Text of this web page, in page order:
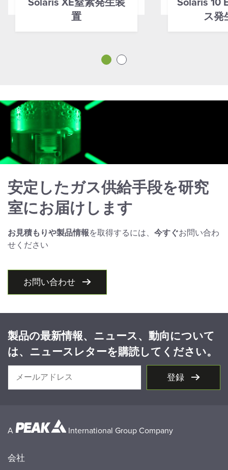
Solaris XE窒素発生装
置
Solaris 10
ス発
安定したガス供給手段を研究
室にお届けします
お見積もりや製品情報を取得するには、 今すぐお問い合わ
せください
お問い合わせ
製品の最新情報、ニュース、動向について
は、ニュースレターを購読してください。
登録
A International Group Company
会社